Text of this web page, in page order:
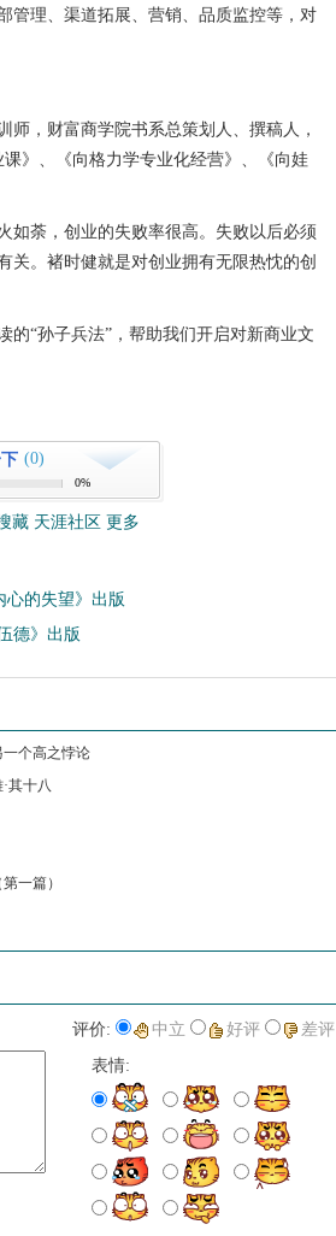
管理、渠道拓展、营销、品质监控等，对
，财富商学院书系总策划人、撰稿人，
》、《向格力学专业化经营》、《向娃
如荼，创业的失败率很高。失败以后必须
关。褚时健就是对创业拥有无限热忱的创
的“孙子兵法”，帮助我们开启对新商业文
(0)
0%
藏 天涯社区 更多
心的失望》出版
德》出版
个高之悖论
其十八
一篇）
评价: 中立 好评
差评
表情: